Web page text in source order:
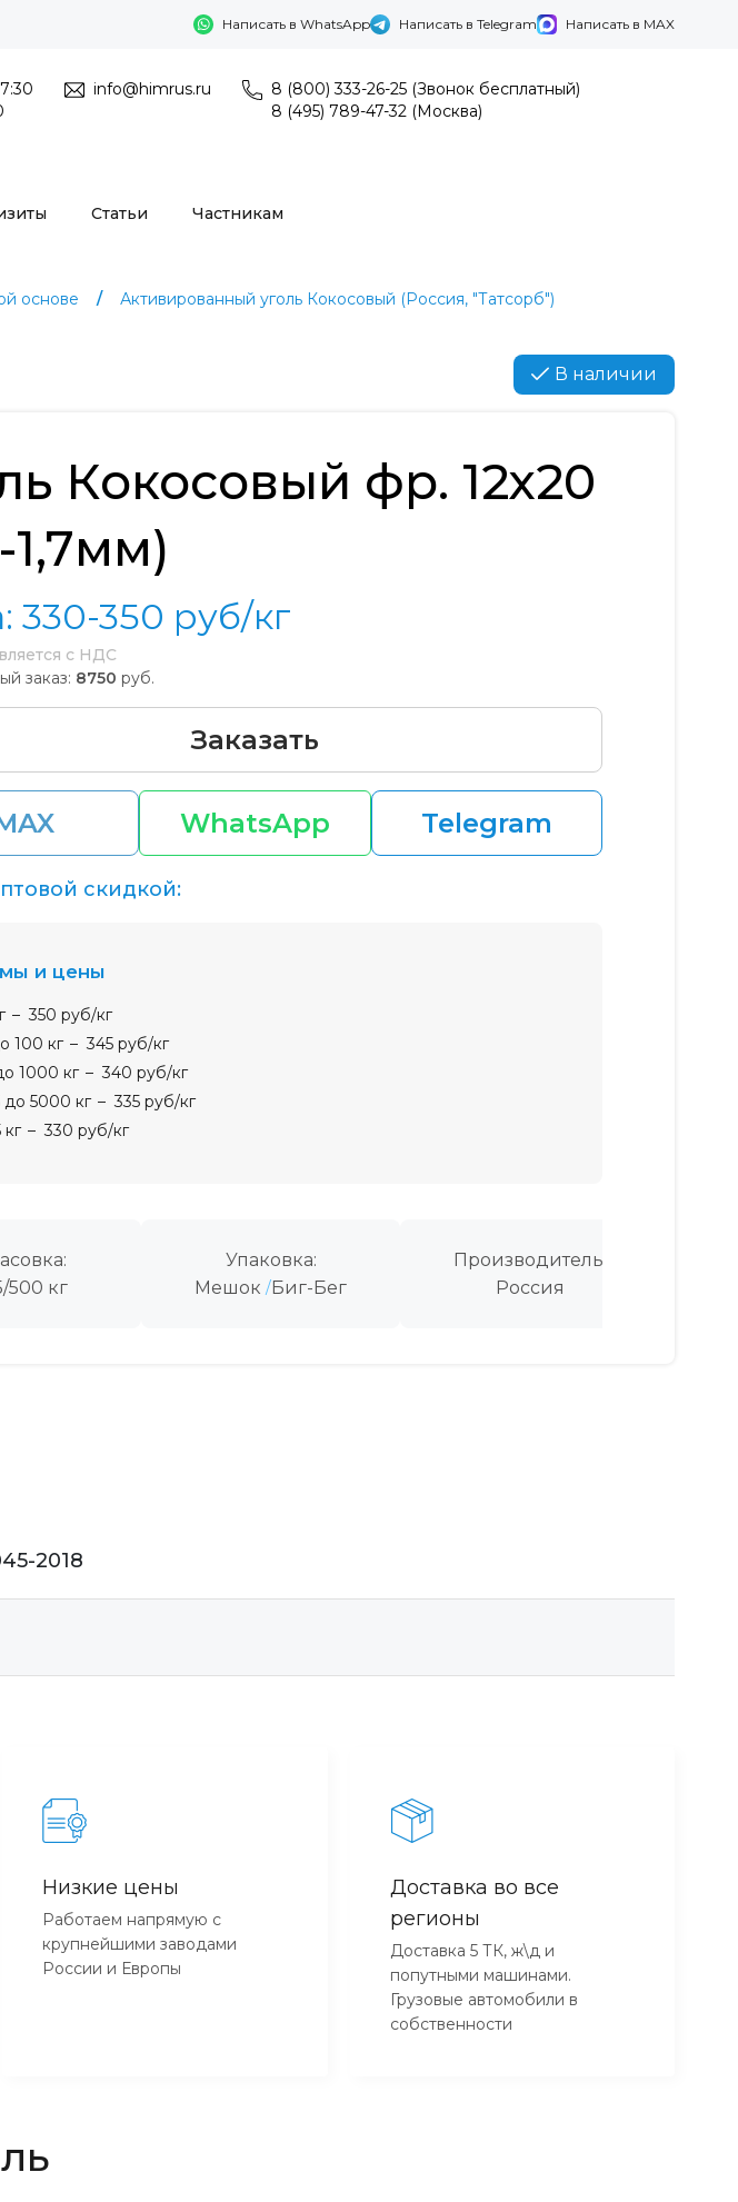
Написать в WhatsApp Написать в Telegram Написать в MAX
info@himrus.ru
8 (800) 333-26-25 (Звонок бесплатный)
8 (495) 789-47-32 (Москва)
Статьи Частникам
основе
Активированный уголь Кокосовый (Россия, "Татсорб")
В наличии
Кокосовый фр. 12х20
1,7мм)
330-350 руб/кг
с НДС
заказ: 8750 руб.
Заказать
WhatsApp Telegram
500 кг
Упаковка:
Мешок Биг-Бег
Производитель:
Россия
скидкой:
и цены
350 руб/кг
100 кг
345 руб/кг
1000 кг
340 руб/кг
до 5000 кг
335 руб/кг
кг
330 руб/кг
2018
Низкие цены
Работаем напрямую с
крупнейшими заводами
России и Европы
Доставка во все
регионы
Доставка 5 ТК, ж\д и
попутными машинами.
Грузовые автомобили в
собственности